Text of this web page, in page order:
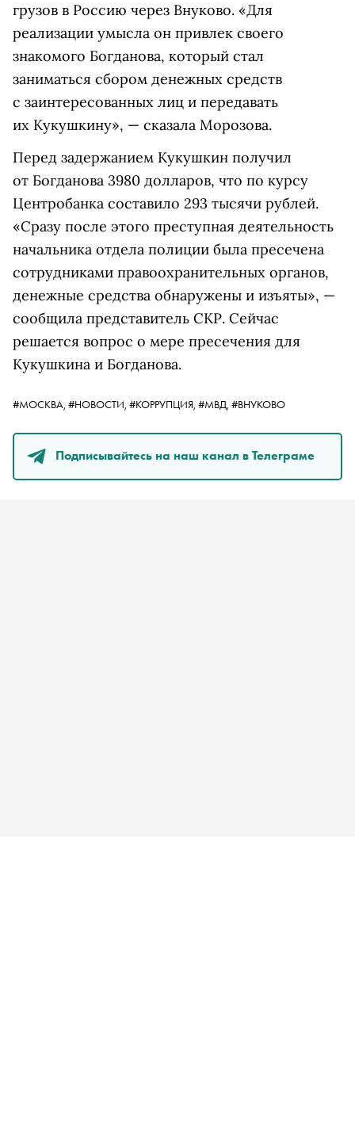
грузов в Россию через Внуково. «Для
реализации умысла он привлек своего
знакомого Богданова, который стал
заниматься сбором денежных средств
с заинтересованных лиц и передавать
их Кукушкину», — сказала Морозова.
Перед задержанием Кукушкин получил
от Богданова 3980 долларов, что по курсу
Центробанка составило 293 тысячи рублей.
«Сразу после этого преступная деятельность
начальника отдела полиции была пресечена
сотрудниками правоохранительных органов,
денежные средства обнаружены и изъяты», —
сообщила представитель СКР. Сейчас
решается вопрос о мере пресечения для
Кукушкина и Богданова.
#МОСКВА, #НОВОСТИ, #КОРРУПЦИЯ, #МВД, #ВНУКОВО
Подписывайтесь на наш канал в Телеграме